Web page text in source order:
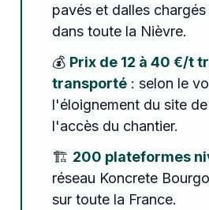
pavés et dalles
dans toute la Nièvre.
💰 Prix de 12 à 40 €/t
transporté: selon le
l'éloignement du site
l'accès du chantier.
🏗️ 200 plateformes
réseau Koncrete
sur toute la France.